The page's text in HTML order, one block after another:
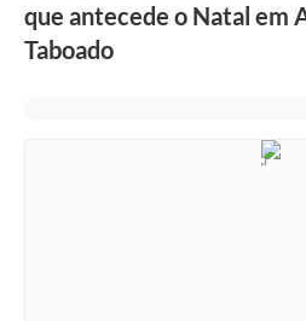
que antecede o Natal em
Taboado